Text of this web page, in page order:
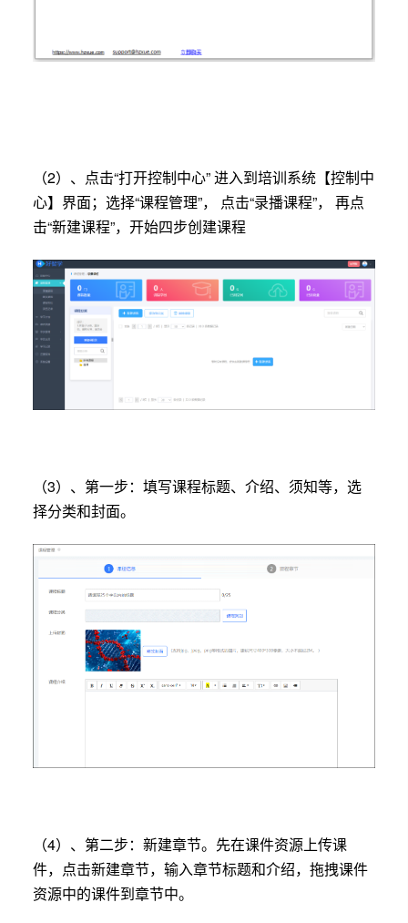
（2）、点击“打开控制中心” 进入到培训系统【控制中
心】界面；选择“课程管理”， 点击“录播课程”， 再点
击“新建课程”，开始四步创建课程
（3）、第一步：填写课程标题、介绍、须知等，选
择分类和封面。
（4）、第二步：新建章节。先在课件资源上传课
件，点击新建章节，输入章节标题和介绍，拖拽课件
资源中的课件到章节中。